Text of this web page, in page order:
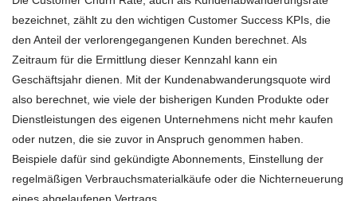
bezeichnet, zählt zu den wichtigen Customer Success KPIs, die
den Anteil der verlorengegangenen Kunden berechnet. Als
Zeitraum für die Ermittlung dieser Kennzahl kann ein
Geschäftsjahr dienen. Mit der Kundenabwanderungsquote wird
also berechnet, wie viele der bisherigen Kunden Produkte oder
Dienstleistungen des eigenen Unternehmens nicht mehr kaufen
oder nutzen, die sie zuvor in Anspruch genommen haben.
Beispiele dafür sind gekündigte Abonnements, Einstellung der
regelmäßigen Verbrauchsmaterialkäufe oder die Nichterneuerung
eines abgelaufenen Vertrags.